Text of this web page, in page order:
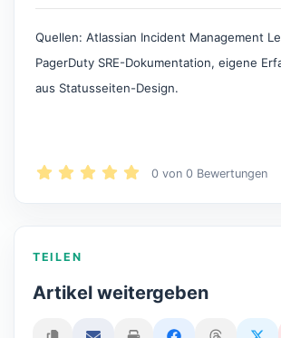
Quellen: Atlassian Incident Management
PagerDuty SRE-Dokumentation, eigene
aus Statusseiten-Design.
0 von0 Bewertungen
TEILEN
Artikel weitergeben